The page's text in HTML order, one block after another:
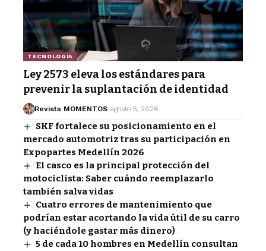
TECNOLOGÍA
Ley 2573 eleva los estándares para
prevenir la suplantación de identidad
Revista MOMENTOS agosto 5, 2026
SKF fortalece su posicionamiento en el
mercado automotriz tras su participación en
Expopartes Medellín 2026
El casco es la principal protección del
motociclista: Saber cuándo reemplazarlo
también salva vidas
Cuatro errores de mantenimiento que
podrían estar acortando la vida útil de su carro
(y haciéndole gastar más dinero)
5 de cada 10 hombres en Medellín consultan